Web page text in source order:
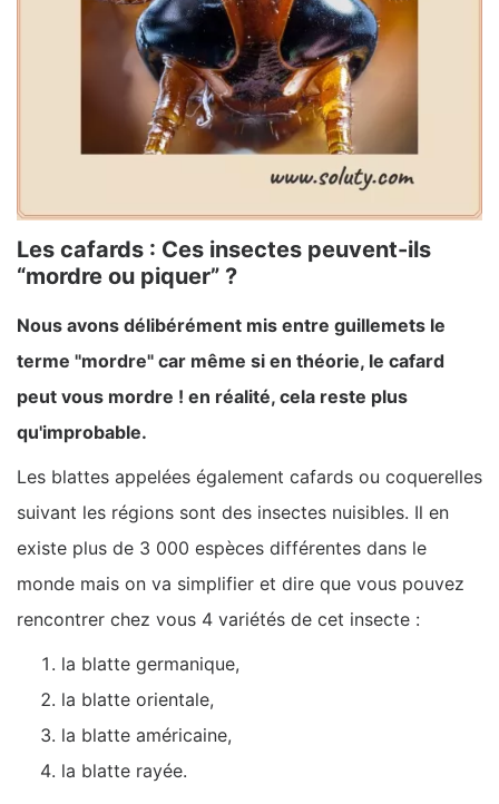
Les cafards : Ces insectes peuvent-ils
“mordre ou piquer” ?
Nous avons délibérément mis entre guillemets le
terme "mordre" car même si en théorie, le cafard
peut vous mordre ! en réalité, cela reste plus
qu'improbable.
Les blattes appelées également cafards ou coquerelles
suivant les régions sont des insectes nuisibles. Il en
existe plus de 3 000 espèces différentes dans le
monde mais on va simplifier et dire que vous pouvez
rencontrer chez vous 4 variétés de cet insecte :
la blatte germanique,
la blatte orientale,
la blatte américaine,
la blatte rayée.